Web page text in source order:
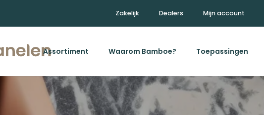
Zakelijk Dealers Mijn account
Assortiment Waarom Bamboe? Toepassingen